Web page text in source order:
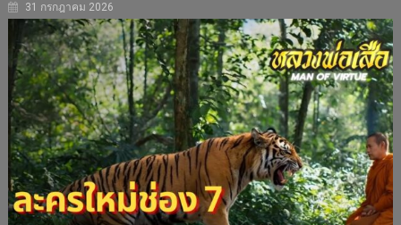
31 กรกฎาคม 2026